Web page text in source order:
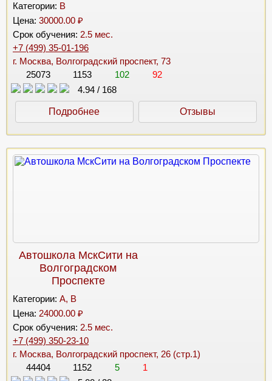
Категории: B
Цена: 30000.00 ₽
Срок обучения: 2.5 мес.
+7 (499) 35-01-196
г. Москва, Волгоградский проспект, 73
25073
1153 102
92
4.94 / 168
Подробнее Отзывы
Автошкола МскСити на
Волгоградском
Проспекте
Категории: A, B
Цена: 24000.00 ₽
Срок обучения: 2.5 мес.
+7 (499) 350-23-10
г. Москва, Волгоградский проспект, 26 (стр.1)
44404
1152 5
1